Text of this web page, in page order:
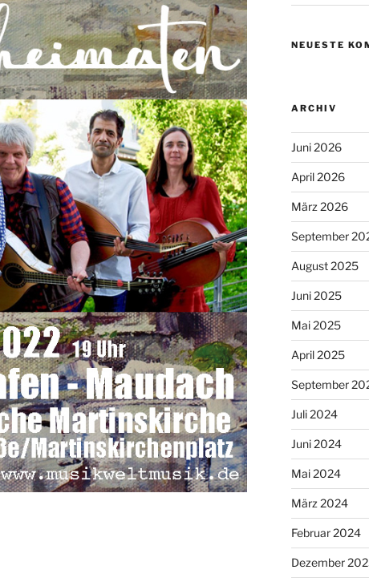
NEUESTE
ARCHIV
Juni 2026
April 2026
März 2026
September
August 2025
Juni 2025
Mai 2025
April 2025
September
Juli 2024
Juni 2024
Mai 2024
März 2024
Februar 2024
Dezember